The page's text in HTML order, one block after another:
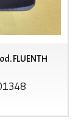
FLUENTH